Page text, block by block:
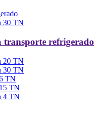
30 TN
transporte refrigerado
20 TN
30 TN
TN
TN
4 TN